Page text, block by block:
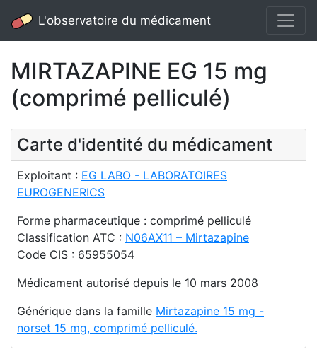
L'observatoire du médicament
MIRTAZAPINE EG 15 mg
(comprimé pelliculé)
Carte d'identité du médicament
Exploitant : EG LABO - LABORATOIRES
EUROGENERICS
Forme pharmaceutique : comprimé pelliculé
Classification ATC : N06AX11 – Mirtazapine
Code CIS : 65955054
Médicament autorisé depuis le 10 mars 2008
Générique dans la famille Mirtazapine 15 mg -
norset 15 mg, comprimé pelliculé.